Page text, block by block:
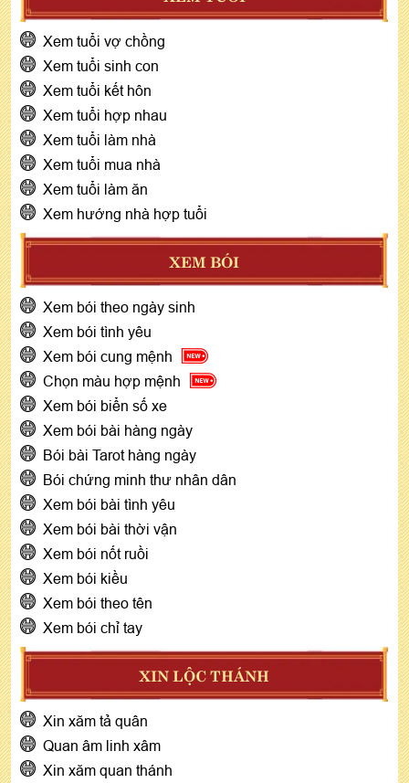
Xem tuổi vợ chồng
Xem tuổi sinh con
Xem tuổi kết hôn
Xem tuổi hợp nhau
Xem tuổi làm nhà
Xem tuổi mua nhà
Xem tuổi làm ăn
Xem hướng nhà hợp tuổi
XEM BÓI
Xem bói theo ngày sinh
Xem bói tình yêu
Xem bói cung mệnh
Chọn màu hợp mệnh
Xem bói biển số xe
Xem bói bài hàng ngày
Bói bài Tarot hàng ngày
Bói chứng minh thư nhân dân
Xem bói bài tình yêu
Xem bói bài thời vận
Xem bói nốt ruồi
Xem bói kiều
Xem bói theo tên
Xem bói chỉ tay
XIN LỘC THÁNH
Xin xăm tả quân
Quan âm linh xâm
Xin xăm quan thánh